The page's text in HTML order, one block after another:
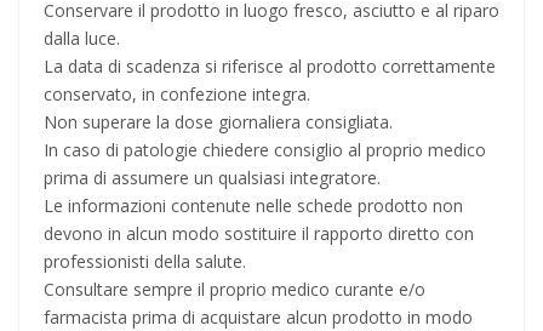
Conservare il prodotto in luogo fresco, asciutto e al riparo
dalla luce.
La data di scadenza si riferisce al prodotto correttamente
conservato, in confezione integra.
Non superare la dose giornaliera consigliata.
In caso di patologie chiedere consiglio al proprio medico
prima di assumere un qualsiasi integratore.
Le informazioni contenute nelle schede prodotto non
devono in alcun modo sostituire il rapporto diretto con
professionisti della salute.
Consultare sempre il proprio medico curante e/o
farmacista prima di acquistare alcun prodotto in modo